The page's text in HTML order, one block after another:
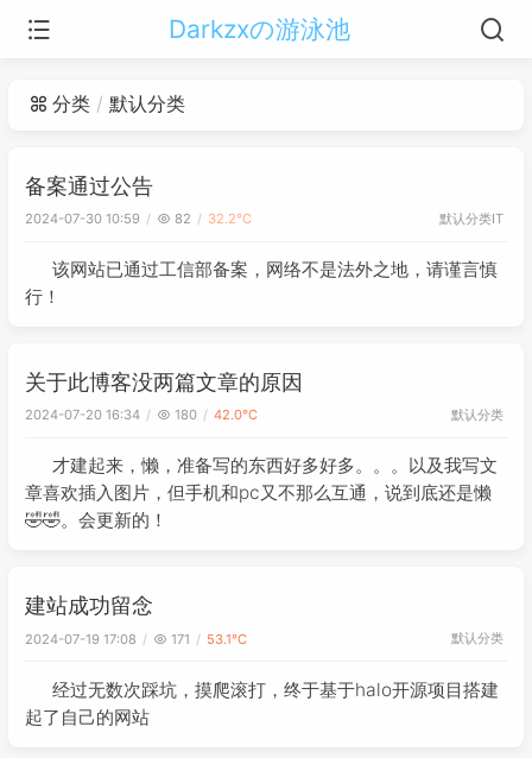
Darkzxの游泳池
分类 默认分类
备案通过公告
2024-07-30 10:59 82 32.2℃ 默认分类IT
该网站已通过工信部备案，网络不是法外之地，请谨言慎
行！
关于此博客没两篇文章的原因
2024-07-20 16:34 180 42.0℃ 默认分类
才建起来，懒，准备写的东西好多好多。。。以及我写文
章喜欢插入图片，但手机和pc又不那么互通，说到底还是懒
🤣🤣。会更新的！
建站成功留念
2024-07-19 17:08 171 53.1℃ 默认分类
经过无数次踩坑，摸爬滚打，终于基于halo开源项目搭建
起了自己的网站